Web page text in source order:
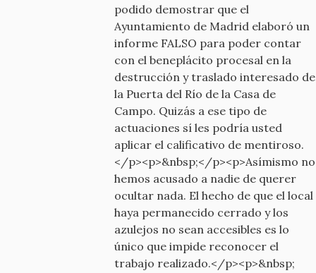
podido demostrar que el
Ayuntamiento de Madrid elaboró un
informe FALSO para poder contar
con el beneplácito procesal en la
destrucción y traslado interesado de
la Puerta del Río de la Casa de
Campo. Quizás a ese tipo de
actuaciones sí les podría usted
aplicar el calificativo de mentiroso.
</p><p>&nbsp;</p><p>Asímismo no
hemos acusado a nadie de querer
ocultar nada. El hecho de que el local
haya permanecido cerrado y los
azulejos no sean accesibles es lo
único que impide reconocer el
trabajo realizado.</p><p>&nbsp;